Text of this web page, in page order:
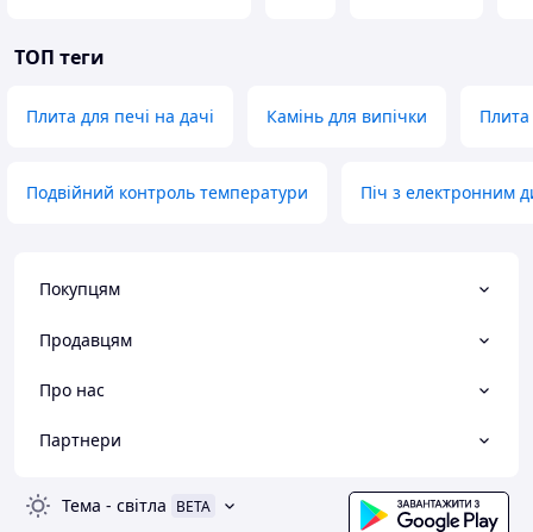
ТОП теги
Плита для печі на дачі Камінь для випічки
Подвійний контроль температури Піч з електронним
Покупцям
Продавцям
Про нас
Партнери
Тема - світла BETA